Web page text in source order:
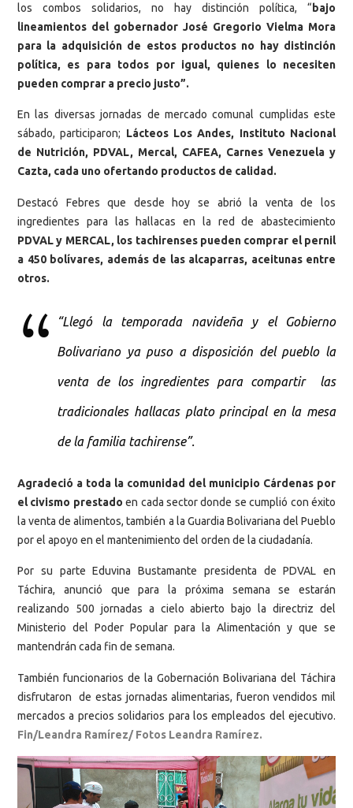
los combos solidarios, no hay distinción política, “ bajo
lineamientos del gobernador José Gregorio Vielma Mora
para la adquisición de estos productos no hay distinción
política, es para todos por igual, quienes lo necesiten
pueden comprar a precio justo”.
En las diversas jornadas de mercado comunal cumplidas este
sábado, participaron; Lácteos Los Andes, Instituto Nacional
de Nutrición, PDVAL, Mercal, CAFEA, Carnes Venezuela y
Cazta, cada uno ofertando productos de calidad.
Destacó Febres que desde hoy se abrió la venta de los
ingredientes para las hallacas en la red de abastecimiento
PDVAL y MERCAL, los tachirenses pueden comprar el pernil
a 450 bolívares, además de las alcaparras, aceitunas entre
otros.
“Llegó la temporada navideña y el Gobierno
Bolivariano ya puso a disposición del pueblo la
venta de los ingredientes para compartir las
tradicionales hallacas plato principal en la mesa
de la familia tachirense”.
Agradeció a toda la comunidad del municipio Cárdenas por
el civismo prestado en cada sector donde se cumplió con éxito
la venta de alimentos, también a la Guardia Bolivariana del Pueblo
por el apoyo en el mantenimiento del orden de la ciudadanía.
Por su parte Eduvina Bustamante presidenta de PDVAL en
Táchira, anunció que para la próxima semana se estarán
realizando 500 jornadas a cielo abierto bajo la directriz del
Ministerio del Poder Popular para la Alimentación y que se
mantendrán cada fin de semana.
También funcionarios de la Gobernación Bolivariana del Táchira
disfrutaron de estas jornadas alimentarias, fueron vendidos mil
mercados a precios solidarios para los empleados del ejecutivo.
Fin/Leandra Ramírez/ Fotos Leandra Ramírez.